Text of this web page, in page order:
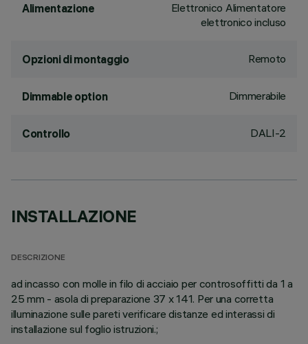
Alimentazione
Elettronico Alimentatore
elettronico incluso
Opzioni di montaggio Remoto
Dimmable option Dimmerabile
Controllo DALI-2
INSTALLAZIONE
DESCRIZIONE
ad incasso con molle in filo di acciaio per controsoffitti da 1 a
25 mm - asola di preparazione 37 x 141. Per una corretta
illuminazione sulle pareti verificare distanze ed interassi di
installazione sul foglio istruzioni.;